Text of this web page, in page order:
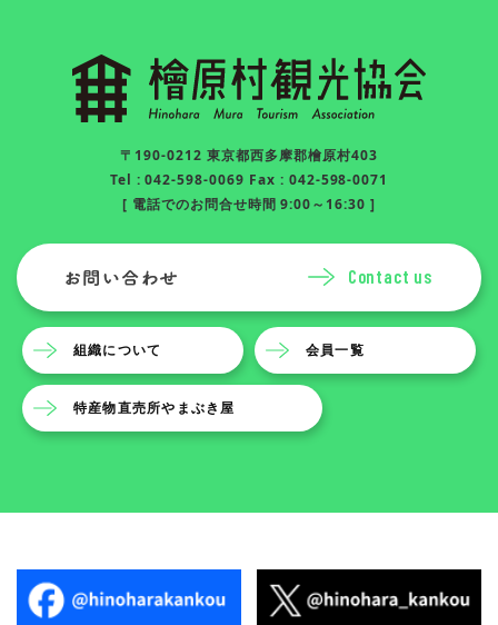
〒190-0212 東京都西多摩郡檜原村403
Tel : 042-598-0069 Fax : 042-598-0071
[ 電話でのお問合せ時間 9:00～16:30 ]
Contact us
組織について 会員一覧
特産物直売所やまぶき屋